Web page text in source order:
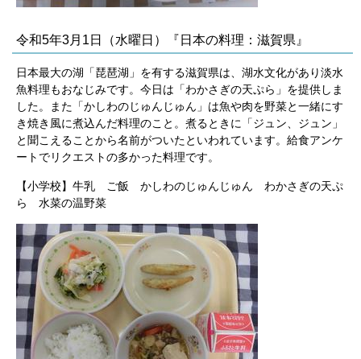
令和5年3月1日（水曜日）『日本の料理：滋賀県』
日本最大の湖「琵琶湖」を有する滋賀県は、湖水文化があり淡水
魚料理もおなじみです。今日は「わかさぎの天ぷら」を提供しま
した。また「かしわのじゅんじゅん」は魚や肉を野菜と一緒にす
き焼き風に煮込んだ料理のこと。煮るときに「ジュン、ジュン」
と聞こえることから名前がついたといわれています。給食アンケ
ートでリクエストの多かった料理です。
【小学校】牛乳 ご飯 かしわのじゅんじゅん わかさぎの天ぷ
ら 水菜の温野菜